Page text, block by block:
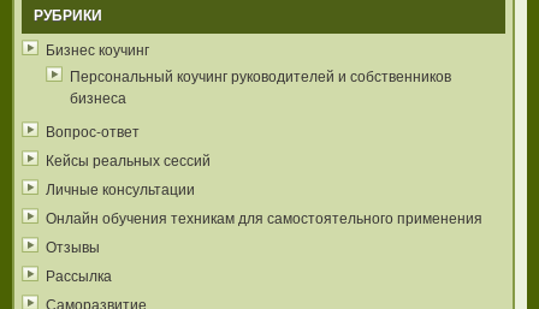
РУБРИКИ
Бизнес коучинг
Персональный коучинг руководителей и собственников
бизнеса
Вопрос-ответ
Кейсы реальных сессий
Личные консультации
Онлайн обучения техникам для самостоятельного применения
Отзывы
Рассылка
Саморазвитие